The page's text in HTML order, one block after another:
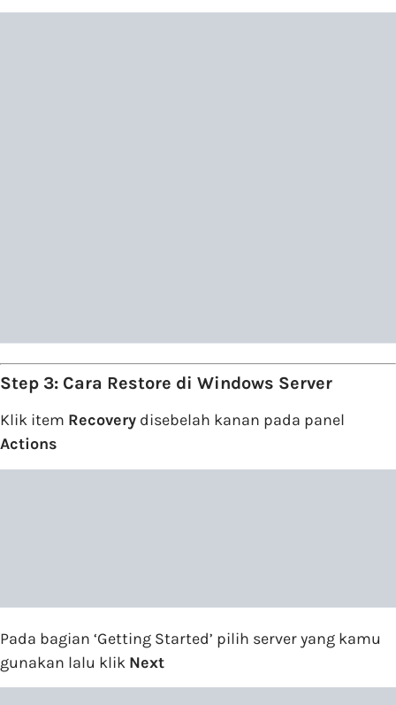
Step 3: Cara Restore di Windows Server
Klik item Recovery disebelah kanan pada panel
Actions
Pada bagian ‘Getting Started’ pilih server yang kamu
gunakan lalu klik Next